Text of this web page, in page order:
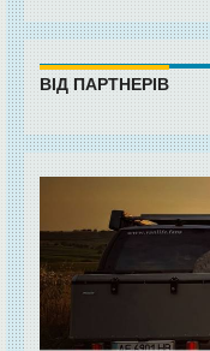
ВІД ПАРТНЕРІВ